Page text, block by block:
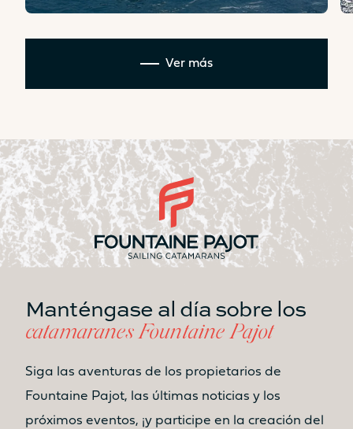
Ver más
Manténgase al día sobre los
catamaranes Fountaine Pajot
Siga las aventuras de los propietarios de
Fountaine Pajot, las últimas noticias y los
próximos eventos, ¡y participe en la creación del